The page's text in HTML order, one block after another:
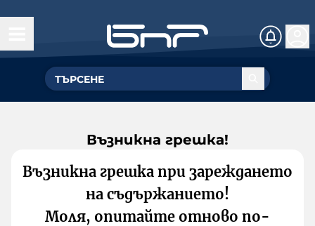
Възникна грешка!
Възникна грешка при зареждането
на съдържанието!
Моля, опитайте отново по-